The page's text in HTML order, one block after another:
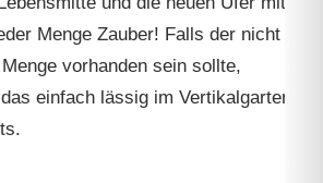
Menge Zauber! Falls der nicht
vorhanden sein sollte,
einfach lässig im Vertikalgarten